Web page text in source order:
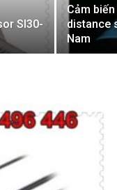
SI30-
Cảm
distance
Nam